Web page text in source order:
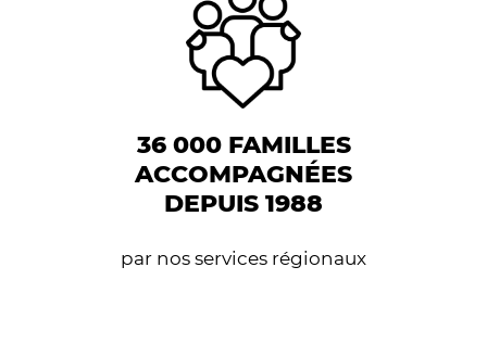
36 000 FAMILLES
ACCOMPAGNÉES
DEPUIS 1988
par nos services régionaux